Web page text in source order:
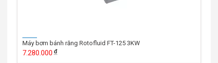
Máy bơm bánh răng Rotofluid FT-125 3KW
7.280.000